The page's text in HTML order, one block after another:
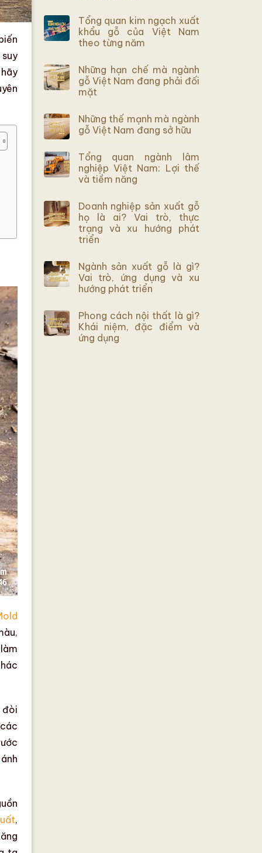
suy
,
đòi
các
ánh
,
Tổng quan kim ngạch xuất
khẩu gỗ của Việt Nam
theo từng năm
Những hạn chế mà ngành
gỗ Việt Nam đang phải đối
mặt
Những thế mạnh mà ngành
gỗ Việt Nam đang sở hữu
Tổng quan ngành lâm
nghiệp Việt Nam: Lợi thế
và tiềm năng
Doanh nghiệp sản xuất gỗ
họ là ai? Vai trò, thực
trạng và xu hướng phát
triển
Ngành sản xuất gỗ là gì?
Vai trò, ứng dụng và xu
hướng phát triển
Phong cách nội thất là gì?
Khái niệm, đặc điểm và
ứng dụng